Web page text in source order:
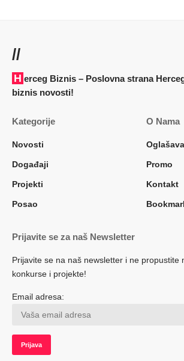
//
Herceg Biznis – Poslovna strana Hercegovine. Vaš izvor
biznis novosti!
Kategorije
Novosti
Događaji
Projekti
Posao
O Nama
Promo
Kontakt
Prijavite se za naš Newsletter
Prijavite se na naš newsletter i ne propustite
konkurse i projekte!
Email adresa: